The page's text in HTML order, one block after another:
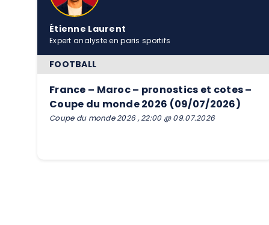
Étienne Laurent
Expert analyste en paris sportifs
FOOTBALL
France – Maroc – pronostics et cotes –
Coupe du monde 2026 (09/07/2026)
Coupe du monde 2026 , 22:00 @ 09.07.2026